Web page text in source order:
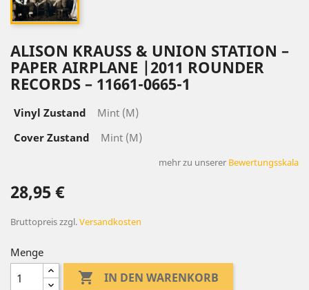
ALISON KRAUSS & UNION STATION –
PAPER AIRPLANE |2011 ROUNDER
RECORDS – 11661-0665-1
Vinyl Zustand
Mint (M)
Cover Zustand
Mint (M)
mehr zu unserer Bewertungsskala
28,95 €
Bruttopreiszzgl.Versandkosten
Menge
 IN DEN WARENKORB